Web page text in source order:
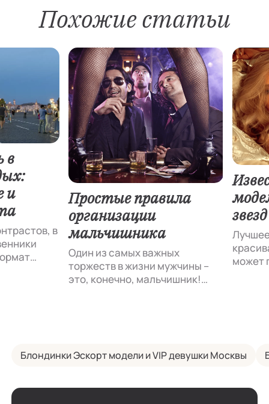
Похожие статьи
в
и
в
такой
уже не
Простые правила
организации
мальчишника
Один из самых важных
торжеств в жизни мужчины –
это, конечно, мальчишник!
может
Блондинки Эскорт модели и VIP девушки Москвы